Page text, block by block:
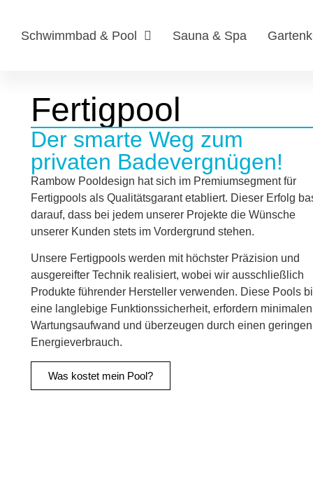
Schwimmbad & Pool Sauna & Spa
Fertigpool
Der smarte Weg zum
privaten Badevergnügen!
Rambow Pooldesign hat sich im Premiumsegment für
Fertigpools als Qualitätsgarant etabliert. Dieser Erfolg
darauf, dass bei jedem unserer Projekte die Wünsche
unserer Kunden stets im Vordergrund stehen.
Unsere Fertigpools werden mit höchster Präzision und
ausgereifter Technik realisiert, wobei wir ausschließlich
Produkte führender Hersteller verwenden. Diese Pools
eine langlebige Funktionssicherheit, erfordern minimalen
Wartungsaufwand und überzeugen durch einen geringen
Energieverbrauch.
Was kostet mein Pool?